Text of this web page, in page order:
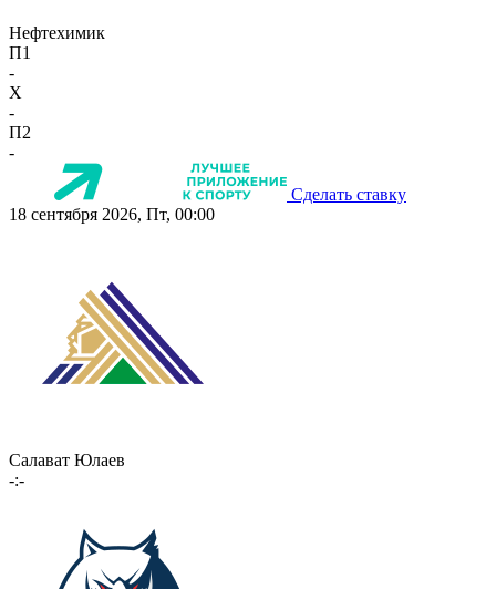
Нефтехимик
П1
-
X
-
П2
-
Сделать ставку
18 сентября 2026, Пт, 00:00
Салават Юлаев
-:-